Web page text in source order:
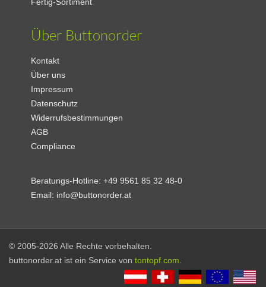
Über Buttonorder
Kontakt
Über uns
Impressum
Datenschutz
Widerrufsbestimmungen
AGB
Compliance
Beratungs-Hotline:+49 9561 85 32 48-0
Email: info@buttonorder.at
© 2005-2026 Alle Rechte vorbehalten.
buttonorder.at ist ein Service von tontopf.com